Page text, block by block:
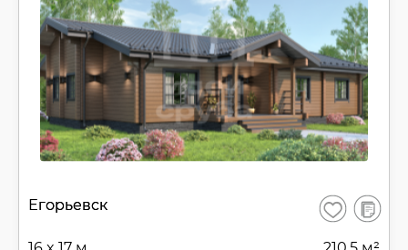
Егорьевск Сохранить
В